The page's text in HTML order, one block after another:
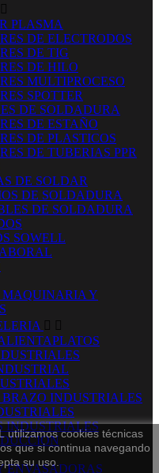
utilizamos cookies técnicas
que si continua navegando
su uso.

PLASMA
DE ELECTRODOS
DE TIG
DE HILO
MULTIPROCESO
SPOTTER
DE SOLDADURA
DE ESTAÑO
DE PLASTICOS
DE TUBERIAS PPR
DE SOLDAR
DE SOLDADURA
DE SOLDADURA
SOWELL
MAQUINARIA Y
 
INDUSTRIALES
INDUSTRIALES
ENVASADORAS